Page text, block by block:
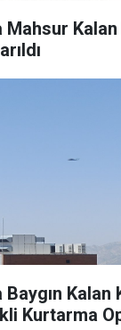
Mahsur
Kalan
Kurtarma